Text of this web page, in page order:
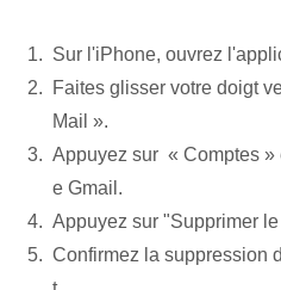
Sur l'iPhone,​ ouvrez⁢
Faites glisser votre doigt
Mail ».
Appuyez sur ‌ « Comptes
e ⁤Gmail.
Appuyez sur "Supprimer
Confirmez la suppression